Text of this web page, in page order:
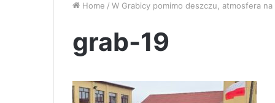
Home / W Grabicy pomimo deszczu, atmosfera
grab-19